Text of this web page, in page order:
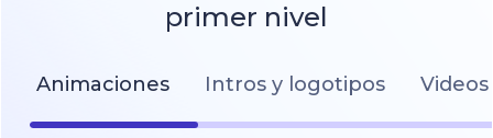
primer nivel
Animaciones Intros y logotipos